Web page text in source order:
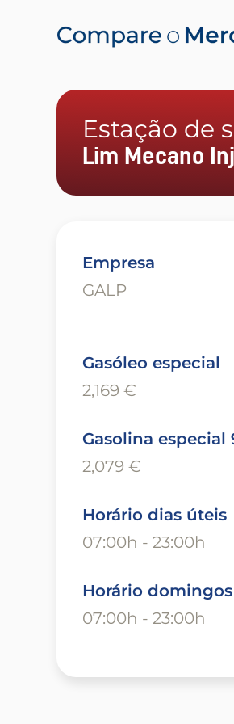
Estação de
Lim Mecano
Empresa
GALP
Gasóleo especial
2,169 €
Gasolina especial
2,079 €
Horário dias úteis
07:00h - 23:00h
Horário domingos
07:00h - 23:00h